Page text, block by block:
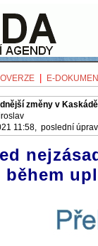
E-
změny v
11:58, poslední
během